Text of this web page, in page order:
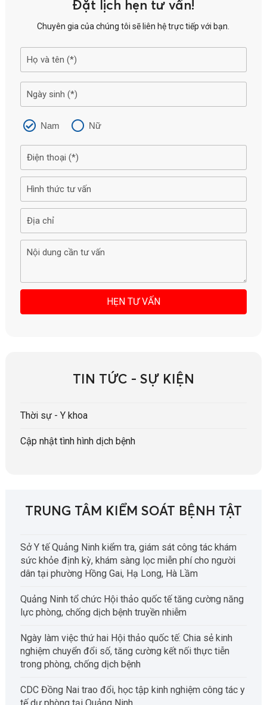
Đặt lịch hẹn tư vấn!
Chuyên gia của chúng tôi sẽ liên hệ trực tiếp với bạn.
Nam Nữ
TIN TỨC - SỰ KIỆN
Thời sự - Y khoa
Cập nhật tình hình dịch bệnh
TRUNG TÂM KIỂM SOÁT BỆNH TẬT
Sở Y tế Quảng Ninh kiểm tra, giám sát công tác khám
sức khỏe định kỳ, khám sàng lọc miễn phí cho người
dân tại phường Hồng Gai, Hạ Long, Hà Lầm
Quảng Ninh tổ chức Hội thảo quốc tế tăng cường năng
lực phòng, chống dịch bệnh truyền nhiễm
Ngày làm việc thứ hai Hội thảo quốc tế: Chia sẻ kinh
nghiệm chuyển đổi số, tăng cường kết nối thực tiễn
trong phòng, chống dịch bệnh
CDC Đồng Nai trao đổi, học tập kinh nghiệm công tác y